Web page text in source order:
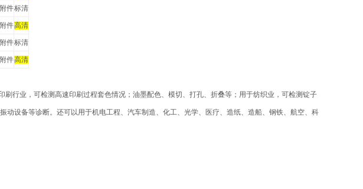
件标清
件高清
件标清
件高清
行业，可检测高速印刷过程套色情况；油墨配色、模切、打孔、折叠等；用于纺织业，可检测锭子
动设备等诊断。还可以用于机电工程、汽车制造、化工、光学、医疗、造纸、造船、钢铁、航空、科